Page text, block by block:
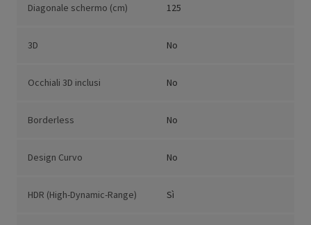
Diagonale schermo (cm) 125
3D No
Occhiali 3D inclusi No
Borderless No
Design Curvo No
HDR (High-Dynamic-Range) Sì